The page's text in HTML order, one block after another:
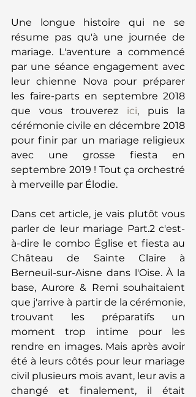
Une longue histoire qui ne se
résume pas qu'à une journée de
mariage. L'aventure a commencé
par une séance engagement avec
leur chienne Nova pour préparer
les faire-parts en septembre 2018
que vous trouverez ici, puis la
cérémonie civile en décembre 2018
pour finir par un mariage religieux
avec une grosse fiesta en
septembre 2019 ! Tout ça orchestré
à merveille par Élodie.
Dans cet article, je vais plutôt vous
parler de leur mariage Part.2 c'est-
à-dire le combo Église et fiesta au
Château de Sainte Claire à
Berneuil-sur-Aisne dans l'Oise. À la
base, Aurore & Remi souhaitaient
que j'arrive à partir de la cérémonie,
trouvant les préparatifs un
moment trop intime pour les
rendre en images. Mais après avoir
été à leurs côtés pour leur mariage
civil plusieurs mois avant, leur avis a
changé et finalement, il était